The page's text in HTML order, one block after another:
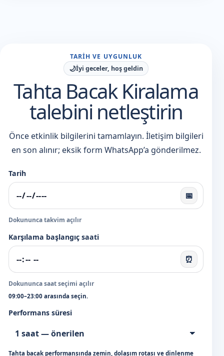
TARIH VE UYGUNLUK
🌙İyi geceler, hoş geldin
Tahta Bacak Kiralama
talebini netleştirin
Önce etkinlik bilgilerini tamamlayın. İletişim bilgileri
en son alınır; eksik form WhatsApp’a gönderilmez.
Tarih
📅
Dokununca takvim açılır
Karşılama başlangıç saati
⏰
Dokununca saat seçimi açılır
09:00–23:00 arasında seçin.
Performans süresi
Tahta bacak performansında zemin, dolaşım rotası ve dinlenme